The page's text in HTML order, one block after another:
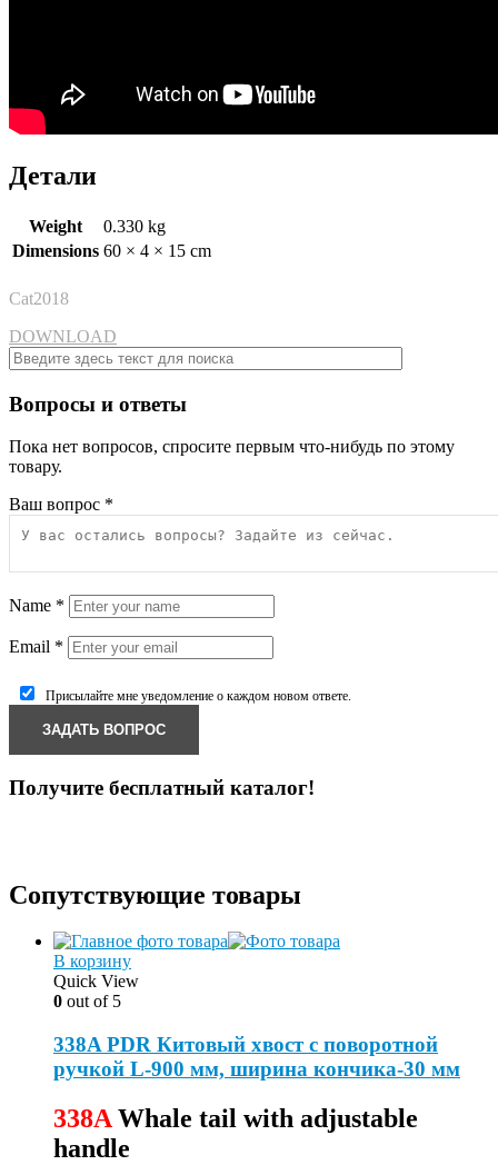
Детали
Weight
0.330 kg
Dimensions 60 × 4 × 15 cm
Cat2018
DOWNLOAD
Вопросы и ответы
Пока нет вопросов, спросите первым что-нибудь по этому
товару.
Ваш вопрос *
Name *
Email *
Присылайте мне уведомление о каждом новом ответе.
Получите бесплатный каталог!
Сопутствующие товары
В корзину
Quick View
0 out of 5
338A PDR Китовый хвост с поворотной
ручкой L-900 мм, ширина кончика-30 мм
338A Whale tail with adjustable
handle